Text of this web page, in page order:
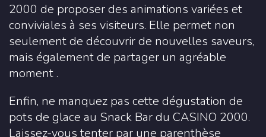
2000 de proposer des animations variées et
conviviales à ses visiteurs. Elle permet non
seulement de découvrir de nouvelles saveurs,
mais également de partager un agréable
moment .
Enfin, ne manquez pas cette dégustation de
pots de glace au Snack Bar du CASINO 2000.
Laissez-vous tenter par une parenthèse